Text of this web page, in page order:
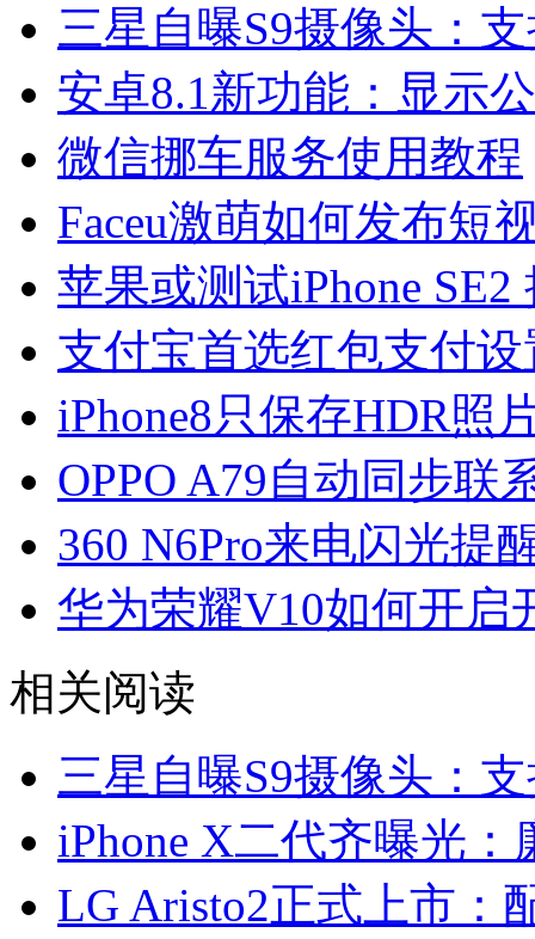
三星自曝S9摄像头：
安卓8.1新功能：显示
微信挪车服务使用教程
Faceu激萌如何发布短
苹果或测试iPhone
支付宝首选红包支付
iPhone8只保存HDR照
OPPO A79自动同步联
360 N6Pro来电闪光提
华为荣耀V10如何开启
相关阅读
三星自曝S9摄像头：
iPhone X二代齐曝光：
LG Aristo2正式上市：